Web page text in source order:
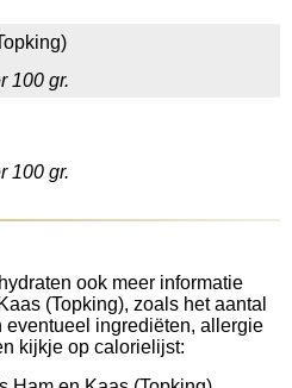
100 gr.
100 gr.
ook meer informatie
(Topking), zoals het aantal
eventueel ingrediëten, allergie
kijkje op calorielijst: